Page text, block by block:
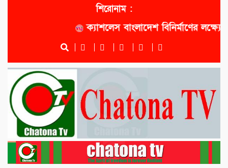
শিরোনাম :
ক্যাশলেস বাংলাদেশ বিনির্মাণের লক্ষ্যে